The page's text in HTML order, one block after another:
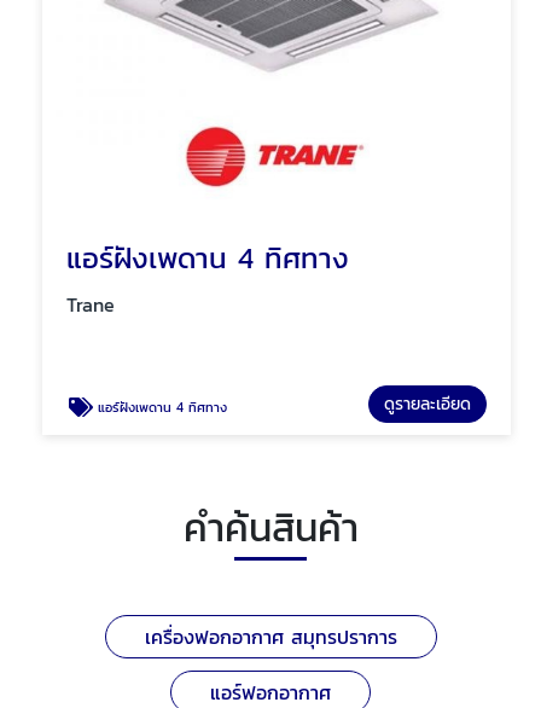
แอร์ฝังเพดาน 4 ทิศทาง
Trane
แอร์ฝังเพดาน 4 ทิศทาง ดูรายละเอียด
คำค้นสินค้า
เครื่องฟอกอากาศ สมุทรปราการ
แอร์ฟอกอากาศ